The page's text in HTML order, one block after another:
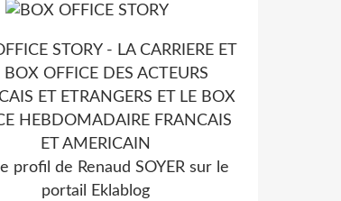
STORY - LA CARRIERE ET
BOX OFFICE DES ACTEURS
ET ETRANGERS ET LE BOX
HEBDOMADAIRE FRANCAIS
ET AMERICAIN
profil de Renaud SOYERsur le
portail Eklablog